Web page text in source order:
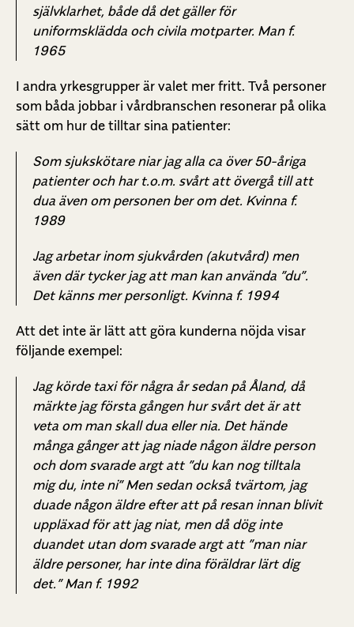
självklarhet, både då det gäller för
uniformsklädda och civila motparter. Man f.
1965
I andra yrkesgrupper är valet mer fritt. Två personer
som båda jobbar i vårdbranschen resonerar på olika
sätt om hur de tilltar sina patienter:
Som sjukskötare niar jag alla ca över 50-åriga
patienter och har t.o.m. svårt att övergå till att
dua även om personen ber om det. Kvinna f.
1989
Jag arbetar inom sjukvården (akutvård) men
även där tycker jag att man kan använda ”du”.
Det känns mer personligt. Kvinna f. 1994
Att det inte är lätt att göra kunderna nöjda visar
följande exempel:
Jag körde taxi för några år sedan på Åland, då
märkte jag första gången hur svårt det är att
veta om man skall dua eller nia. Det hände
många gånger att jag niade någon äldre person
och dom svarade argt att ”du kan nog tilltala
mig du, inte ni” Men sedan också tvärtom, jag
duade någon äldre efter att på resan innan blivit
uppläxad för att jag niat, men då dög inte
duandet utan dom svarade argt att ”man niar
äldre personer, har inte dina föräldrar lärt dig
det.” Man f. 1992